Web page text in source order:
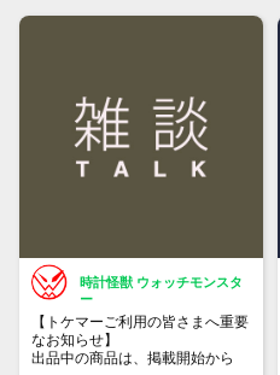
時計怪獣 ウォッチモンスタ
ー
【トケマーご利用の皆さまへ重要
なお知らせ】
出品中の商品は、掲載開始から